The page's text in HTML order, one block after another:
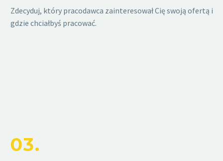
Zdecyduj, który pracodawca zainteresował Cię swoją ofertą i
gdzie chciałbyś pracować.
03.